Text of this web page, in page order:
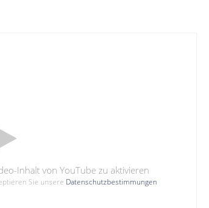
Inhalt von YouTube zu aktivieren
Sie unsere Datenschutzbestimmungen